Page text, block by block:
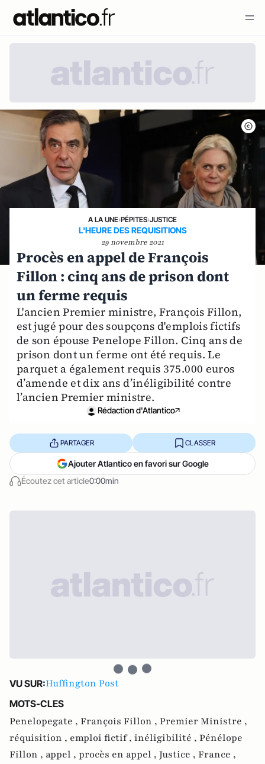
A LA UNE›PÉPITES›JUSTICE
L'HEURE DES REQUISITIONS
29 novembre 2021
Procès en appel de François
Fillon : cinq ans de prison dont
un ferme requis
L'ancien Premier ministre, François Fillon,
est jugé pour des soupçons d'emplois fictifs
de son épouse Penelope Fillon. Cinq ans de
prison dont un ferme ont été requis. Le
parquet a également requis 375.000 euros
d’amende et dix ans d’inéligibilité contre
l’ancien Premier ministre.
Rédaction d'Atlantico
Écoutez cet article0:00min
PARTAGER CLASSER
Ajouter Atlantico en favori sur Google
VU SUR:Huffington Post
MOTS-CLES
Penelopegate , François Fillon , Premier Ministre ,
réquisition , emploi fictif , inéligibilité , Pénélope
Fillon , appel , procès en appel , Justice , France ,